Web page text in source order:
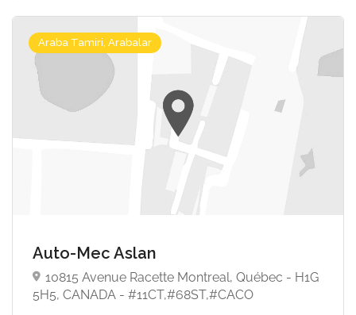
Araba Tamiri, Arabalar
Auto-Mec Aslan
10815 Avenue Racette Montreal, Québec - H1G
5H5, CANADA - #11CT,#68ST,#CACO